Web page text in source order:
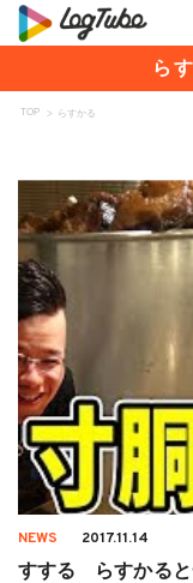
ら
TOP > らすかる
NEWS 2017.11.14
すする らすかると